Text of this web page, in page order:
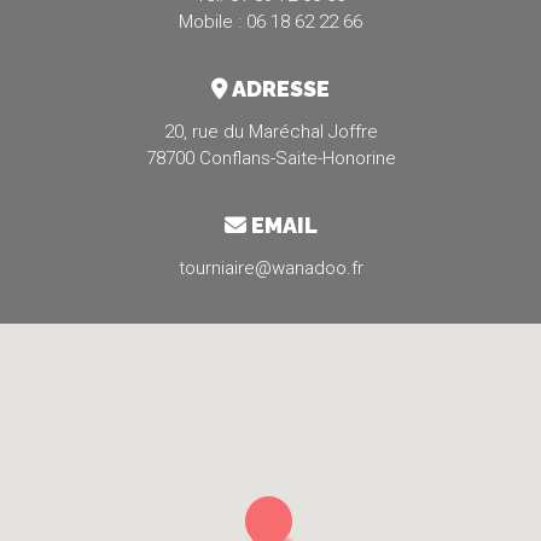
Mobile : 06 18 62 22 66
ADRESSE
20, rue du Maréchal Joffre
78700 Conflans-Saite-Honorine
EMAIL
tourniaire@wanadoo.fr